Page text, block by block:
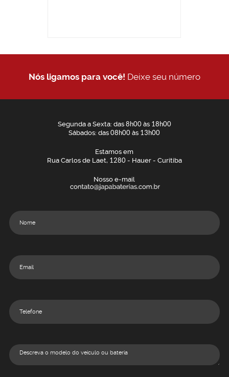
Nós ligamos para você! Deixe seu número
Segunda a Sexta: das 8h00às 18h00
Sábados: das08h00 às 13h00
Estamos em
Rua Carlos de Laet, 1280- Hauer - Curitiba
Nosso e-mail